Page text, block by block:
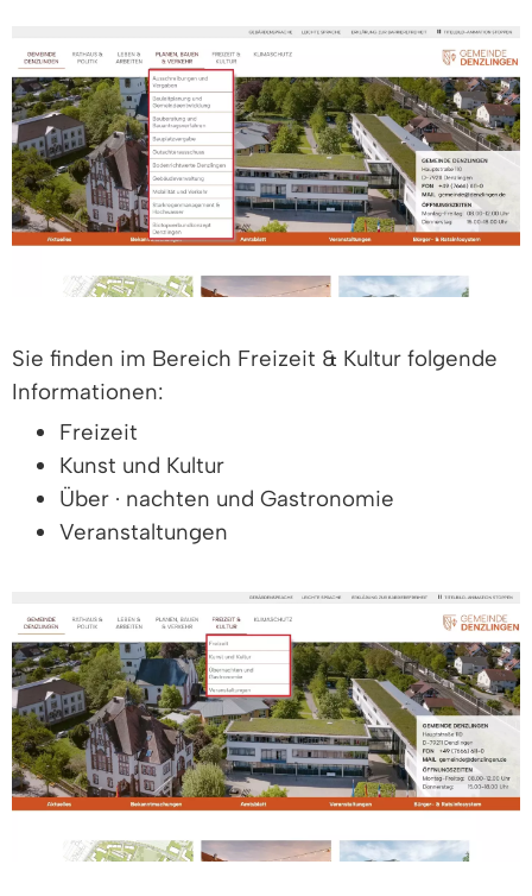
Sie finden im Bereich Freizeit & Kultur folgende
Informationen:
Freizeit
Kunst und Kultur
Über · nachten und Gastronomie
Veranstaltungen